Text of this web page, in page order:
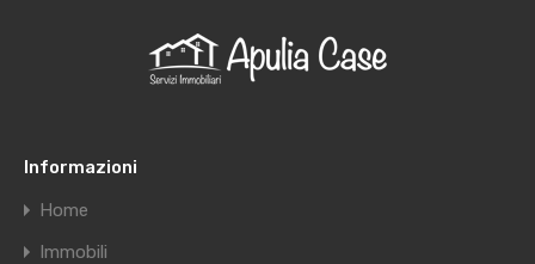
Informazioni
Home
Immobili